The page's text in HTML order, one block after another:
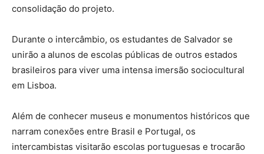
consolidação do projeto.
Durante o intercâmbio, os estudantes de Salvador se
unirão a alunos de escolas públicas de outros estados
brasileiros para viver uma intensa imersão sociocultural
em Lisboa.
Além de conhecer museus e monumentos históricos que
narram conexões entre Brasil e Portugal, os
intercambistas visitarão escolas portuguesas e trocarão